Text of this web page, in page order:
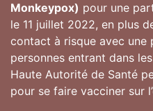
Monkeypox) pour une
le 11 juillet 2022, en plus
contact à risque avec une
personnes entrant dans
Haute Autorité de Santé
pour se faire vacciner sur